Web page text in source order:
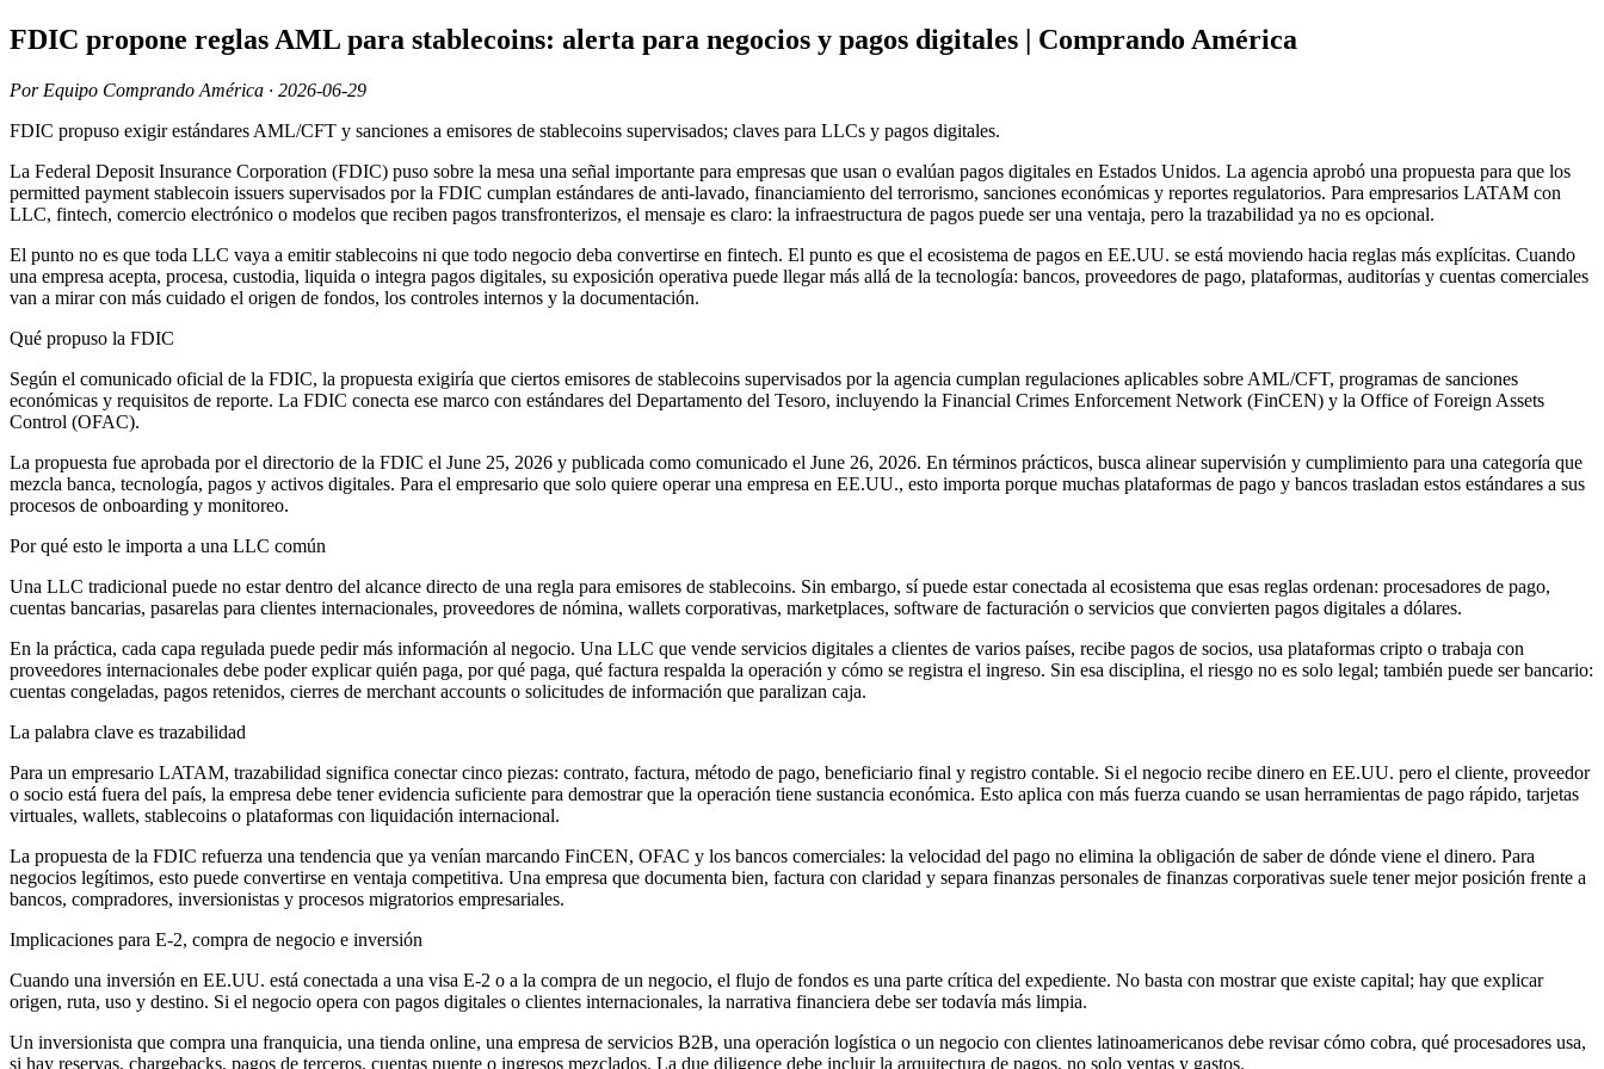
FDIC propone reglas AML para stablecoins: alerta para negocios y pagos digitales | Comprando América
Por Equipo Comprando América · 2026-06-29
FDIC propuso exigir estándares AML/CFT y sanciones a emisores de stablecoins supervisados; claves para LLCs y pagos digitales.
La Federal Deposit Insurance Corporation (FDIC) puso sobre la mesa una señal importante para empresas que usan o evalúan pagos digitales en Estados Unidos. La agencia aprobó una propuesta para que los
permitted payment stablecoin issuers supervisados por la FDIC cumplan estándares de anti-lavado, financiamiento del terrorismo, sanciones económicas y reportes regulatorios. Para empresarios LATAM con
LLC, fintech, comercio electrónico o modelos que reciben pagos transfronterizos, el mensaje es claro: la infraestructura de pagos puede ser una ventaja, pero la trazabilidad ya no es opcional.
El punto no es que toda LLC vaya a emitir stablecoins ni que todo negocio deba convertirse en fintech. El punto es que el ecosistema de pagos en EE.UU. se está moviendo hacia reglas más explícitas. Cuando
una empresa acepta, procesa, custodia, liquida o integra pagos digitales, su exposición operativa puede llegar más allá de la tecnología: bancos, proveedores de pago, plataformas, auditorías y cuentas comerciales
van a mirar con más cuidado el origen de fondos, los controles internos y la documentación.
Qué propuso la FDIC
Según el comunicado oficial de la FDIC, la propuesta exigiría que ciertos emisores de stablecoins supervisados por la agencia cumplan regulaciones aplicables sobre AML/CFT, programas de sanciones
económicas y requisitos de reporte. La FDIC conecta ese marco con estándares del Departamento del Tesoro, incluyendo la Financial Crimes Enforcement Network (FinCEN) y la Office of Foreign Assets
Control (OFAC).
La propuesta fue aprobada por el directorio de la FDIC el June 25, 2026 y publicada como comunicado el June 26, 2026. En términos prácticos, busca alinear supervisión y cumplimiento para una categoría que
mezcla banca, tecnología, pagos y activos digitales. Para el empresario que solo quiere operar una empresa en EE.UU., esto importa porque muchas plataformas de pago y bancos trasladan estos estándares a sus
procesos de onboarding y monitoreo.
Por qué esto le importa a una LLC común
Una LLC tradicional puede no estar dentro del alcance directo de una regla para emisores de stablecoins. Sin embargo, sí puede estar conectada al ecosistema que esas reglas ordenan: procesadores de pago,
cuentas bancarias, pasarelas para clientes internacionales, proveedores de nómina, wallets corporativas, marketplaces, software de facturación o servicios que convierten pagos digitales a dólares.
En la práctica, cada capa regulada puede pedir más información al negocio. Una LLC que vende servicios digitales a clientes de varios países, recibe pagos de socios, usa plataformas cripto o trabaja con
proveedores internacionales debe poder explicar quién paga, por qué paga, qué factura respalda la operación y cómo se registra el ingreso. Sin esa disciplina, el riesgo no es solo legal; también puede ser bancario:
cuentas congeladas, pagos retenidos, cierres de merchant accounts o solicitudes de información que paralizan caja.
La palabra clave es trazabilidad
Para un empresario LATAM, trazabilidad significa conectar cinco piezas: contrato, factura, método de pago, beneficiario final y registro contable. Si el negocio recibe dinero en EE.UU. pero el cliente, proveedor
o socio está fuera del país, la empresa debe tener evidencia suficiente para demostrar que la operación tiene sustancia económica. Esto aplica con más fuerza cuando se usan herramientas de pago rápido, tarjetas
virtuales, wallets, stablecoins o plataformas con liquidación internacional.
La propuesta de la FDIC refuerza una tendencia que ya venían marcando FinCEN, OFAC y los bancos comerciales: la velocidad del pago no elimina la obligación de saber de dónde viene el dinero. Para
negocios legítimos, esto puede convertirse en ventaja competitiva. Una empresa que documenta bien, factura con claridad y separa finanzas personales de finanzas corporativas suele tener mejor posición frente a
bancos, compradores, inversionistas y procesos migratorios empresariales.
Implicaciones para E-2, compra de negocio e inversión
Cuando una inversión en EE.UU. está conectada a una visa E-2 o a la compra de un negocio, el flujo de fondos es una parte crítica del expediente. No basta con mostrar que existe capital; hay que explicar
origen, ruta, uso y destino. Si el negocio opera con pagos digitales o clientes internacionales, la narrativa financiera debe ser todavía más limpia.
Un inversionista que compra una franquicia, una tienda online, una empresa de servicios B2B, una operación logística o un negocio con clientes latinoamericanos debe revisar cómo cobra, qué procesadores usa,
si hay reservas, chargebacks, pagos de terceros, cuentas puente o ingresos mezclados. La due diligence debe incluir la arquitectura de pagos, no solo ventas y gastos.